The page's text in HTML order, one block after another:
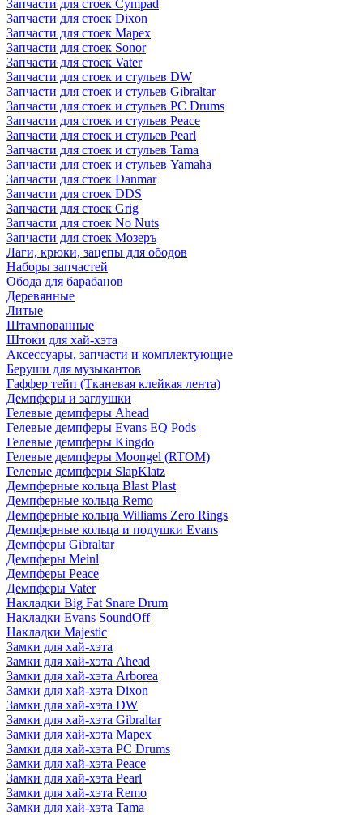
Запчасти для стоек Cympad
Запчасти для стоек Dixon
Запчасти для стоек Mapex
Запчасти для стоек Sonor
Запчасти для стоек Vater
Запчасти для стоек и стульев DW
Запчасти для стоек и стульев Gibraltar
Запчасти для стоек и стульев PC Drums
Запчасти для стоек и стульев Peace
Запчасти для стоек и стульев Pearl
Запчасти для стоек и стульев Tama
Запчасти для стоек и стульев Yamaha
Запчасти для стоек Danmar
Запчасти для стоек DDS
Запчасти для стоек Grig
Запчасти для стоек No Nuts
Запчасти для стоек Мозеръ
Лаги, крюки, зацепы для ободов
Наборы запчастей
Обода для барабанов
Деревянные
Литые
Штампованные
Штоки для хай-хэта
Аксессуары, запчасти и комплектующие
Беруши для музыкантов
Гаффер тейп (Тканевая клейкая лента)
Демпферы и заглушки
Гелевые демпферы Ahead
Гелевые демпферы Evans EQ Pods
Гелевые демпферы Kingdo
Гелевые демпферы Moongel (RTOM)
Гелевые демпферы SlapKlatz
Демпферные кольца Blast Plast
Демпферные кольца Remo
Демпферные кольца Williams Zero Rings
Демпферные кольца и подушки Evans
Демпферы Gibraltar
Демпферы Meinl
Демпферы Peace
Демпферы Vater
Накладки Big Fat Snare Drum
Накладки Evans SoundOff
Накладки Majestic
Замки для хай-хэта
Замки для хай-хэта Ahead
Замки для хай-хэта Arborea
Замки для хай-хэта Dixon
Замки для хай-хэта DW
Замки для хай-хэта Gibraltar
Замки для хай-хэта Mapex
Замки для хай-хэта PC Drums
Замки для хай-хэта Peace
Замки для хай-хэта Pearl
Замки для хай-хэта Remo
Замки для хай-хэта Tama